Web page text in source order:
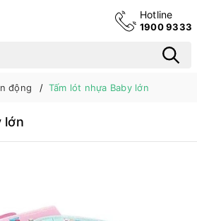
Hotline
1900 9333
động Tấm lót nhựa Baby lớn
lớn